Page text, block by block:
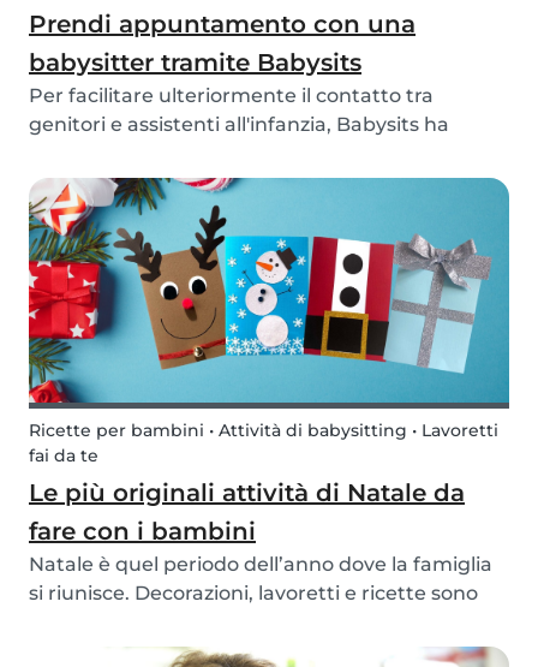
Prendi appuntamento con una
babysitter tramite Babysits
Per facilitare ulteriormente il contatto tra
genitori e assistenti all'infanzia, Babysits ha
genitori possono prenotare e pagare un
appuntamento con i/le babysitter in modo
rapido e diretto at...
Ricette per bambini • Attività di babysitting • Lavoretti
fai da te
Le più originali attività di Natale da
fare con i bambini
Natale è quel periodo dell’anno dove la famiglia
si riunisce. Decorazioni, lavoretti e ricette sono
famiglie. In questo articolo ti suggeriamo tante